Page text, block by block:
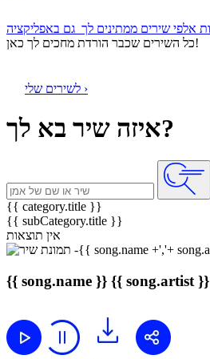
כל השירים שכבר הורדת מחכים לך כאן!
לשירים שלי ›
איזה שיר בא לך?
{{ category.title }}
{{ subCategory.title }}
אין תוצאות
{{ song.name }} {{ song.artist }}